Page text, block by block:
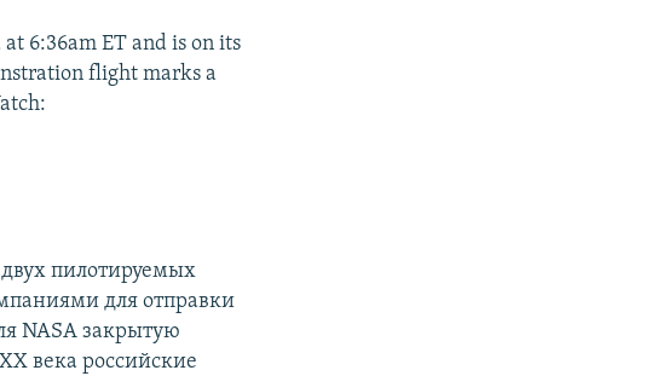
6:36am ET and is on its
flight marks a
пилотируемых
для отправки
NASA закрытую
века российские